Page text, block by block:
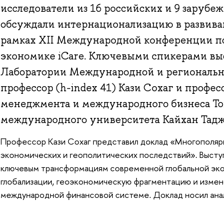
исследователи из 16 российских и 9
обсуждали интернационализацию в
рамках XII Международной конференции
экономике iCare. Ключевыми спикерами
Лаборатории Международной и
профессор (h-index 41) Кази Сохаг и
менеджмента и международного бизнеса
международного университета Кайхан
Профессор Кази Сохаг представил доклад
экономических и геополитических последствий».
ключевым трансформациям современной глобальной
глобализации, геоэкономическую фрагментацию и
международной финансовой системе. Доклад носил